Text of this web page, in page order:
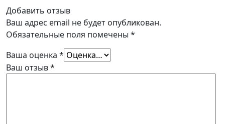
Добавить отзыв
Ваш адрес email не будет опубликован.
Обязательные поля помечены *
Ваша оценка *
Ваш отзыв*